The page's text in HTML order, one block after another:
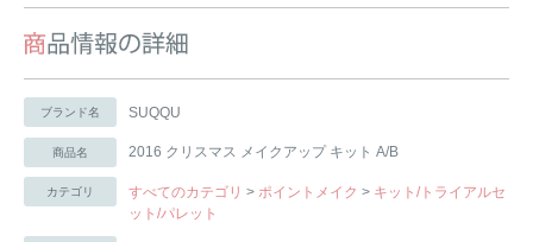
ブランド名 SUQQU
商品名 2016 クリスマス メイクアップ キット A/B
カテゴリ すべてのカテゴリ > ポイントメイク > キット/トライアルセ
ット/パレット